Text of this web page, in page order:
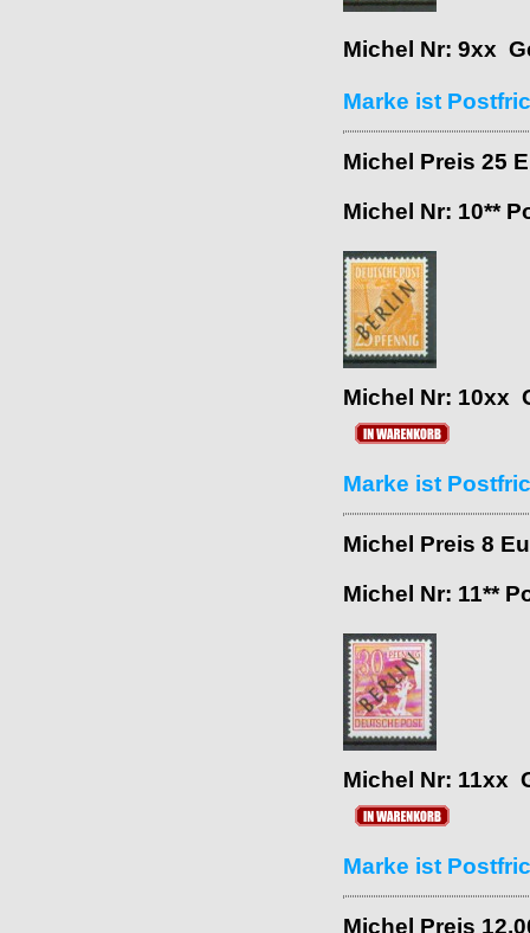
Michel Nr: 9xx
Marke ist
Michel Preis 25
Michel Nr: 10**
Michel Nr: 10xx
Marke ist
Michel Preis 8
Michel Nr: 11**
Michel Nr: 11xx
Marke ist
Michel Preis